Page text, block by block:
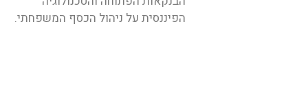
הפיננסית על ניהול הכסף המשפחתי.